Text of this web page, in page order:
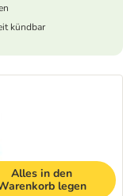
kündbar
Alles in den
legen